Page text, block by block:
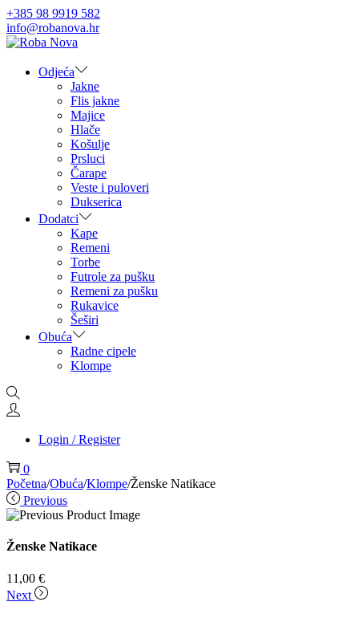
+385 98 9919 582
info@robanova.hr
Skip
navigation
Skip
contentOdjeća
Jakne
Flis jakne
Majice
Hlače
Košulje
Prsluci
Čarape
Veste i puloveri
Dukserica
Dodatci
Kape
Remeni
Torbe
Futrole za pušku
Remeni za pušku
Rukavice
Šeširi
Obuća
Radne cipele
Klompe
Login / Register
0
Početna/Obuća/Klompe/Ženske Natikace
Previous
Ženske Natikace
11,00 €
Next